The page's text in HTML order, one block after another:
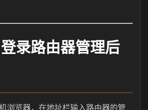
录路由器管理后
浏览器，在地址栏输入路由器的管